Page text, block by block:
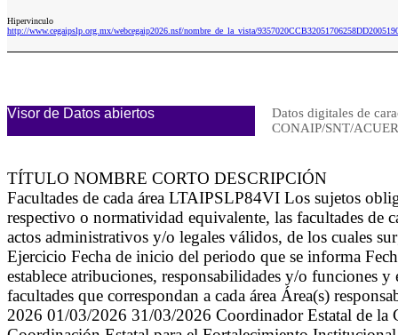
Hipervinculo
http://www.cegaipslp.org.mx/webcegaip2026.nsf/nombre_de_la_vista/
Visor de Datos abiertos
Datos digitales de
CONAIP/SNT/
TÍTULO NOMBRE CORTO DESCRIPCIÓN
Facultades de cada área LTAIPSLP84VI Los sujetos
respectivo o normatividad equivalente, las facultades de
actos administrativos y/o legales válidos, de los cuales
Ejercicio Fecha de inicio del periodo que se informa
establece atribuciones, responsabilidades y/o funciones
facultades que correspondan a cada área Área(s)
2026 01/03/2026 31/03/2026 Coordinador Estatal de